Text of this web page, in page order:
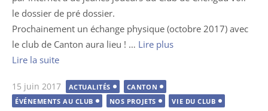
le dossier de pré dossier.
Prochainement un échange physique (octobre 2017) avec
le club de Canton aura lieu ! … Lire plus
Lire la suite
Publié
le
15 juin 2017 ACTUALITÉS
CANTON
ÉVÉNEMENTS AU CLUB
NOS PROJETS VIE DU CLUB